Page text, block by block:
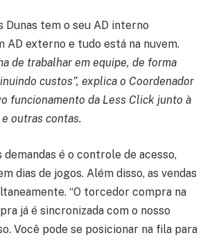
Dunas tem o seu AD interno
AD externo e tudo está na nuvem.
de trabalhar em equipe, de forma
custos”, explica o Coordenador
funcionamento da Less Click junto à
outras contas.
demandas é o controle de acesso,
dias de jogos. Além disso, as vendas
“O torcedor compra na
já é sincronizada com o nosso
Você pode se posicionar na fila para